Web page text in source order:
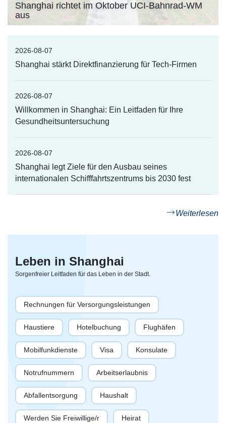
Shanghai richtet im Oktober UCI-Bahnrad-WM
aus
2026-08-07
Shanghai stärkt Direktfinanzierung für Tech-Firmen
2026-08-07
Willkommen in Shanghai: Ein Leitfaden für Ihre
Gesundheitsuntersuchung
2026-08-07
Shanghai legt Ziele für den Ausbau seines
internationalen Schifffahrtszentrums bis 2030 fest
Weiterlesen
Leben in Shanghai
Sorgenfreier Leitfaden für das Leben in der Stadt.
Rechnungen für Versorgungsleistungen
Haustiere Hotelbuchung Flughäfen
Mobilfunkdienste Visa Konsulate
Notrufnummern Arbeitserlaubnis
Abfallentsorgung Haushalt
Werden Sie Freiwillige/r Heirat